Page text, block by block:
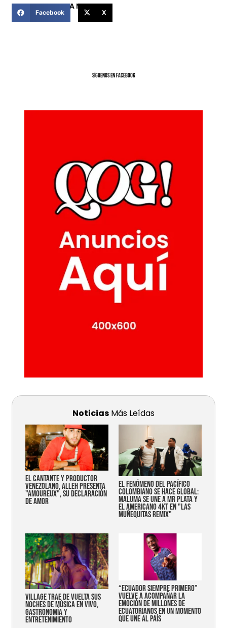
COMPARTIR ESTA NOTICIA
Facebook X
SíGUENOS EN FACEBOOK
Noticias Más Leídas
EL CANTANTE Y PRODUCTOR
VENEZOLANO, ALLEH PRESENTA
"AMOUREUX", SU DECLARACIÓN
DE AMOR
EL FENÓMENO DEL PACÍFICO
COLOMBIANO SE HACE GLOBAL:
MALUMA SE UNE A MR PLATA Y
EL AMERICANO 4KT EN "LAS
MUÑEQUITAS REMIX"
Village trae de vuelta sus
noches de música en vivo,
gastronomía y
entretenimiento
“Ecuador siempre primero”
vuelve a acompañar la
emoción de millones de
ecuatorianos en un momento
que une al país